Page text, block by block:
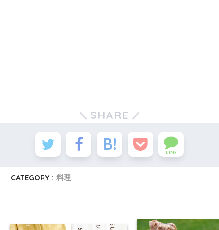
SHARE
LINE
CATEGORY : 料理